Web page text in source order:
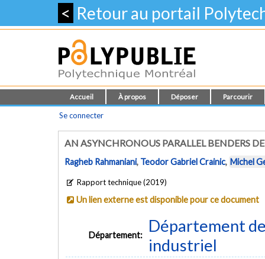
< Retour au portail
Accueil À propos Déposer Parcourir
Se connecter
AN ASYNCHRONOUS PARALLEL BENDERS
Ragheb Rahmaniani, Teodor Gabriel Crainic, Michel
Rapport technique (2019)
Un lien externe est disponible pour ce document
Département:
Département
industriel